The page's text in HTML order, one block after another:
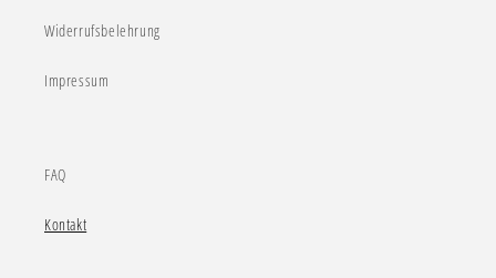
Widerrufsbelehrung
Impressum
FAQ
Kontakt